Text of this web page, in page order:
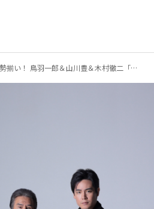
鳥羽一郎＆山川豊＆木村徹二「あぁひとり旅」リリース！